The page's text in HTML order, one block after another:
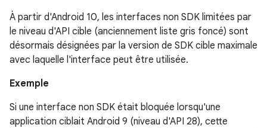
À partir d'Android 10, les interfaces non SDK limitées par
le niveau d'API cible (anciennement liste gris foncé) sont
désormais désignées par la version de SDK cible maximale
avec laquelle l'interface peut être utilisée.
Exemple
Si une interface non SDK était bloquée lorsqu'une
application ciblait Android 9 (niveau d'API 28), cette